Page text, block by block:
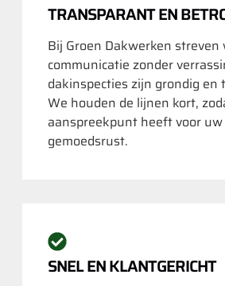
TRANSPARANT EN
Bij Groen Dakwerken streven
communicatie zonder
dakinspecties zijn grondig en
We houden de lijnen kort,
aanspreekpunt heeft voor
gemoedsrust.
SNEL EN KLANTGERICHT